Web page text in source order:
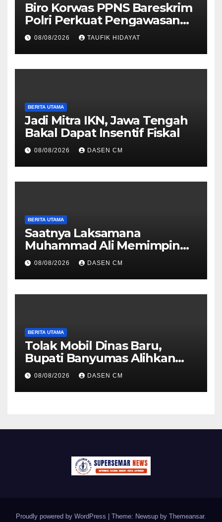
Biro Korwas PPNS Bareskrim
Polri Perkuat Pengawasan
untuk Dorong Penegakan
Hukum yang Profesional
08/08/2026 TAUFIK HIDAYAT
BERITA UTAMA
Jadi Mitra IKN, Jawa Tengah
Bakal Dapat Insentif Fiskal
08/08/2026 DASEN CM
BERITA UTAMA
Saatnya Laksamana
Muhammad Ali Memimpin
TNI: Menjaga Keseimbangan
Politik dan Soliditas
Antarmatra
08/08/2026 DASEN CM
BERITA UTAMA
Tolak Mobil Dinas Baru,
Bupati Banyumas Alihkan
Anggaran Rp 1,7 Miliar untuk
90 Motor Listrik
08/08/2026 DASEN CM
Proudly powered by WordPress | Theme: Newsup by Themeansar.